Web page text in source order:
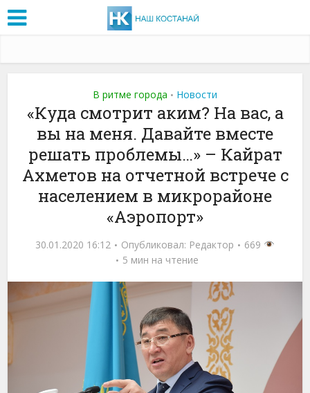
В ритме города • Новости
«Куда смотрит аким? На вас, а
вы на меня. Давайте вместе
решать проблемы…» – Кайрат
Ахметов на отчетной встрече с
населением в микрорайоне
«Аэропорт»
30.01.2020 16:12 Опубликовал: Редактор
669
5 мин на чтение